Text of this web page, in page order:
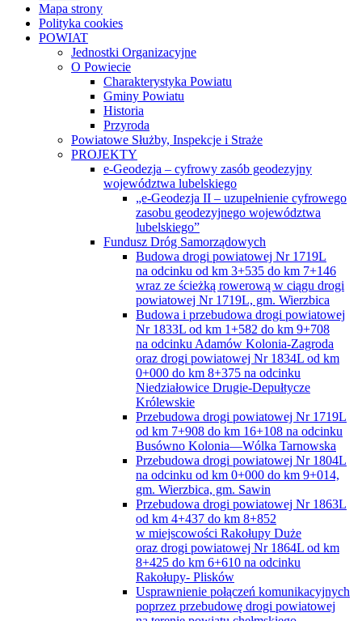
PROJEKTY
e-Geodezja – cyfrowy zasób geodezyjny
województwa lubelskiego
„e-Geodezja II – uzupełnienie cyfrowego
zasobu geodezyjnego województwa
lubelskiego”
Fundusz Dróg Samorządowych
Budowa drogi powiatowej Nr 1719L
na odcinku od km 3+535 do km 7+146
wraz ze ścieżką rowerową w ciągu drogi
powiatowej Nr 1719L, gm. Wierzbica
Budowa i przebudowa drogi powiatowej
Nr 1833L od km 1+582 do km 9+708
na odcinku Adamów Kolonia-Zagroda
oraz drogi powiatowej Nr 1834L od km
0+000 do km 8+375 na odcinku
Niedziałowice Drugie-Depułtycze
Królewskie
Przebudowa drogi powiatowej Nr 1719L
od km 7+908 do km 16+108 na odcinku
Busówno Kolonia—Wólka Tarnowska
Przebudowa drogi powiatowej Nr 1804L
na odcinku od km 0+000 do km 9+014,
gm. Wierzbica, gm. Sawin
Przebudowa drogi powiatowej Nr 1863L
od km 4+437 do km 8+852
w miejscowości Rakołupy Duże
oraz drogi powiatowej Nr 1864L od km
8+425 do km 6+610 na odcinku
Rakołupy- Plisków
Usprawnienie połączeń komunikacyjnych
poprzez przebudowę drogi powiatowej
na terenie powiatu chełmskiego –
Przebudowa drogi powiatowej nr 1826L
od km 1+978 do km 6+178 na odcinku
Karolinów- Gdola
Zadanie pn. ” Budowa drogi powiatowej
Nr 1730L na odcinku od km 7+795 do km
10+512,22 (gmina Sawin)”
Narodowy Program Rozwoju Czytelnictwa
Projekt ,,Lepszy Urząd”
Projekt „Budowa baz danych infrastruktury